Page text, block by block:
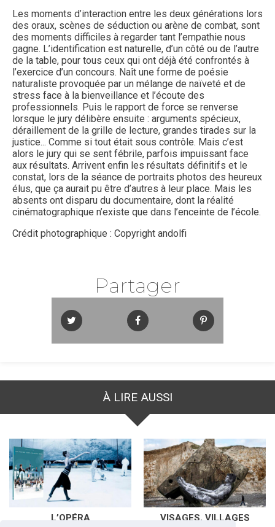
Les moments d’interaction entre les deux générations lors
des oraux, scènes de séduction ou arène de combat, sont
des moments difficiles à regarder tant l’empathie nous
gagne. L’identification est naturelle, d’un côté ou de l’autre
de la table, pour tous ceux qui ont déjà été confrontés à
l’exercice d’un concours. Naît une forme de poésie
naturaliste provoquée par un mélange de naïveté et de
stress face à la bienveillance et l’écoute des
professionnels. Puis le rapport de force se renverse
lorsque le jury délibère ensuite : arguments spécieux,
déraillement de la grille de lecture, grandes tirades sur la
justice... Comme si tout était sous contrôle. Mais c’est
alors le jury qui se sent fébrile, parfois impuissant face
aux résultats. Arrivent enfin les résultats définitifs et le
constat, lors de la séance de portraits photos des heureux
élus, que ça aurait pu être d’autres à leur place. Mais les
absents ont disparu du documentaire, dont la réalité
cinématographique n’existe que dans l’enceinte de l’école.
Crédit photographique : Copyright andolfi
Partager
À LIRE AUSSI
L’OPÉRA VISAGES, VILLAGES